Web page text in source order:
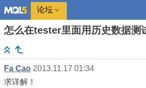
论坛
怎么在tester里面用历史数据测
Fa Cao 2013.11.17 01:34
求详解！